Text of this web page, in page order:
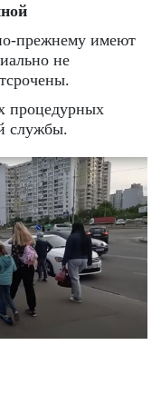
прежнему имеют
не
процедурных
службы.